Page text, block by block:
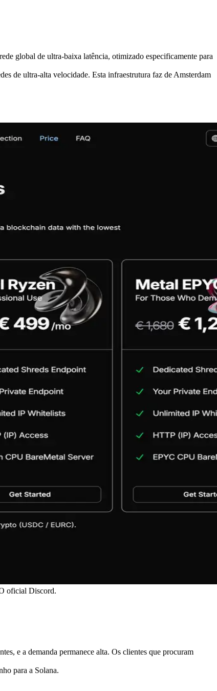
global de ultra-baixa latência, otimizado especificamente para
de ultra-alta velocidade. Esta infraestrutura faz de Amsterdam
oficial Discord.
e a demanda permanece alta. Os clientes que procuram
para a Solana.